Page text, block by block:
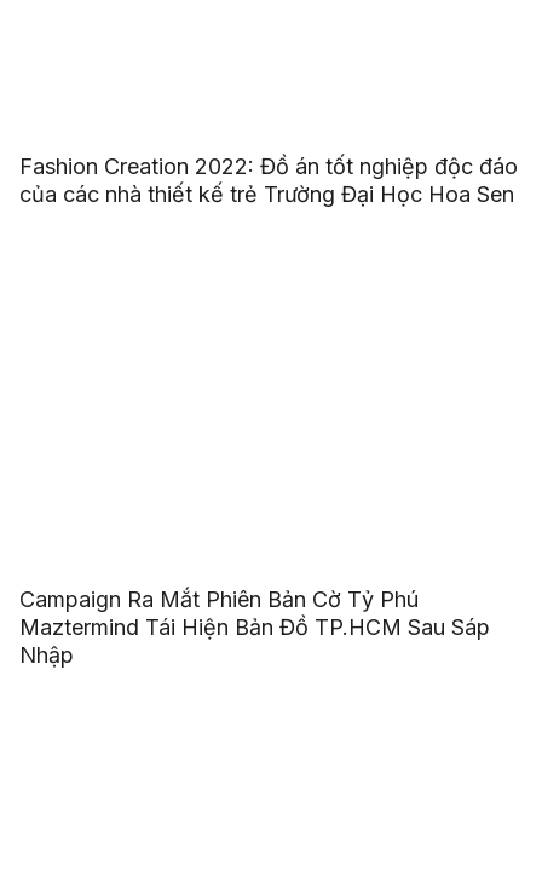
Fashion Creation 2022: Đồ án tốt nghiệp độc đáo
của các nhà thiết kế trẻ Trường Đại Học Hoa Sen
Campaign Ra Mắt Phiên Bản Cờ Tỷ Phú
Maztermind Tái Hiện Bản Đồ TP.HCM Sau Sáp
Nhập